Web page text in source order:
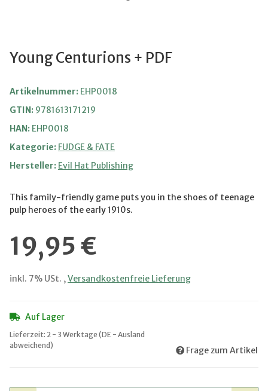
Young Centurions + PDF
Artikelnummer: EHP0018
GTIN: 9781613171219
HAN: EHP0018
Kategorie: FUDGE & FATE
Hersteller: Evil Hat Publishing
This family-friendly game puts you in the shoes of teenage
pulp heroes of the early 1910s.
19,95 €
inkl. 7% USt. ,Versandkostenfreie Lieferung
Auf Lager
Lieferzeit: 2 - 3 Werktage(DE - Ausland
abweichend)
Frage zum Artikel